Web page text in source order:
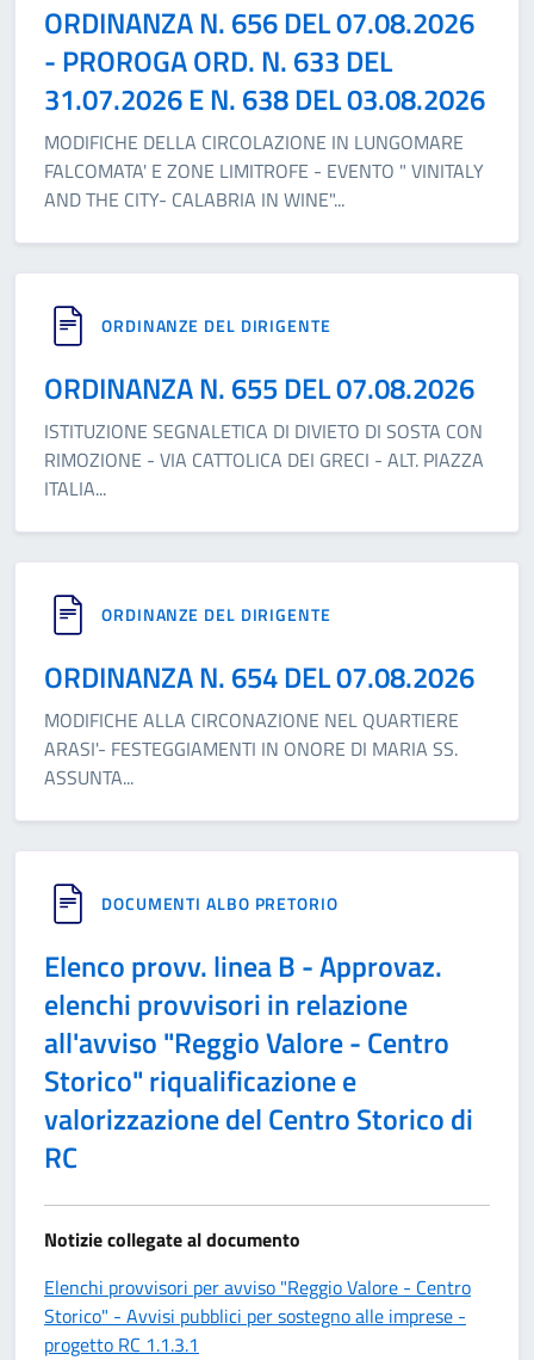
ORDINANZA N. 656 DEL 07.08.2026
- PROROGA ORD. N. 633 DEL
31.07.2026 E N. 638 DEL 03.08.2026
MODIFICHE DELLA CIRCOLAZIONE IN LUNGOMARE
FALCOMATA' E ZONE LIMITROFE - EVENTO " VINITALY
AND THE CITY- CALABRIA IN WINE"...
ORDINANZE DEL DIRIGENTE
ORDINANZA N. 655 DEL 07.08.2026
ISTITUZIONE SEGNALETICA DI DIVIETO DI SOSTA CON
RIMOZIONE - VIA CATTOLICA DEI GRECI - ALT. PIAZZA
ITALIA...
ORDINANZE DEL DIRIGENTE
ORDINANZA N. 654 DEL 07.08.2026
MODIFICHE ALLA CIRCONAZIONE NEL QUARTIERE
ARASI'- FESTEGGIAMENTI IN ONORE DI MARIA SS.
ASSUNTA...
DOCUMENTI ALBO PRETORIO
Elenco provv. linea B - Approvaz.
elenchi provvisori in relazione
all'avviso "Reggio Valore - Centro
Storico" riqualificazione e
valorizzazione del Centro Storico di
RC
Notizie collegate al documento
Elenchi provvisori per avviso "Reggio Valore - Centro
Storico" - Avvisi pubblici per sostegno alle imprese -
progetto RC 1.1.3.1